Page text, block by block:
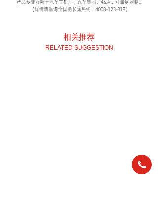
相关推荐
RELATED SUGGESTION
끅